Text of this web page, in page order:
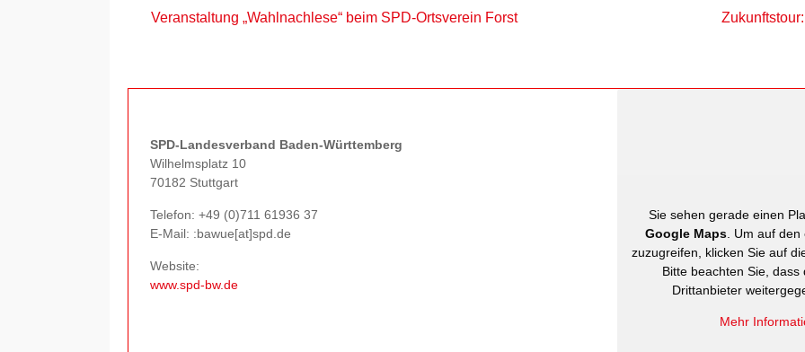
Veranstaltung „Wahlnachlese“ beim SPD-Ortsverein Forst
SPD-Landesverband Baden-Württemberg
Wilhelmsplatz 10
70182 Stuttgart
Telefon: +49 (0)711 61936 37
E-Mail: :bawue[at]spd.de
Website:
www.spd-bw.de
Sie sehen gerade einen
Google Maps. Um auf den
zuzugreifen, klicken Sie auf
Bitte beachten Sie, dass
Drittanbieter
Mehr